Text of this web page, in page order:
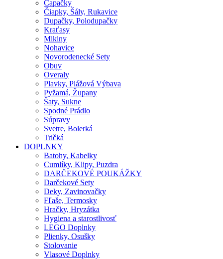
Capačky
Čiapky, Šály, Rukavice
Dupačky, Polodupačky
Kraťasy
Mikiny
Nohavice
Novorodenecké Sety
Obuv
Overaly
Plavky, Plážová Výbava
Pyžamá, Župany
Šaty, Sukne
Spodné Prádlo
Súpravy
Svetre, Bolerká
Tričká
DOPLNKY
Batohy, Kabelky
Cumlíky, Klipy, Puzdra
DARČEKOVÉ POUKÁŽKY
Darčekové Sety
Deky, Zavinovačky
Fľaše, Termosky
Hračky, Hryzátka
Hygiena a starostlivosť
LEGO Doplnky
Plienky, Osušky
Stolovanie
Vlasové Doplnky